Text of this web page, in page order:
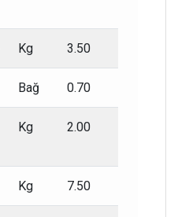
Kg 3.50
Bağ 0.70
Kg 2.00
Kg 7.50